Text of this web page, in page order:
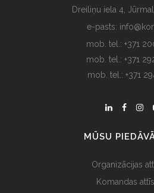
Dreiliņu iela 4,
e-pasts:
mob. tel.: +371
mob. tel.: +371
mob. tel.: +371
MŪSU
Organizācijas
Komandas